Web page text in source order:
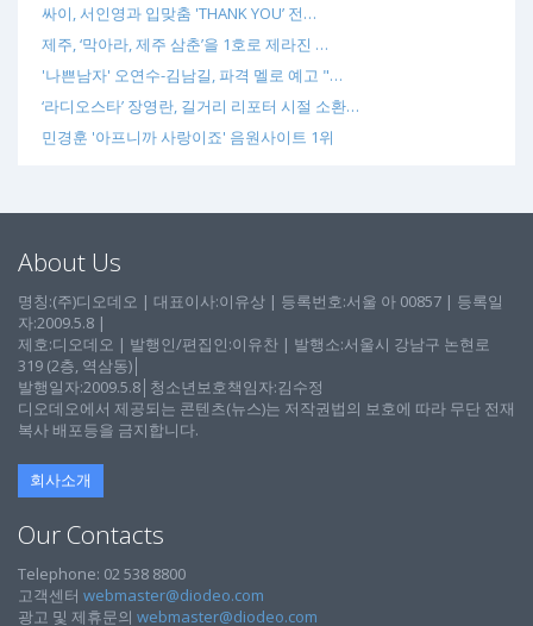
싸이, 서인영과 입맞춤 'THANK YOU’ 전…
제주, ‘막아라, 제주 삼춘’을 1호로 제라진 …
'나쁜남자' 오연수-김남길, 파격 멜로 예고 "…
‘라디오스타’ 장영란, 길거리 리포터 시절 소환…
민경훈 '아프니까 사랑이죠' 음원사이트 1위
About Us
명칭:(주)디오데오 | 대표이사:이유상 | 등록번호:서울 아 00857 | 등록일
자:2009.5.8 |
제호:디오데오 | 발행인/편집인:이유찬 | 발행소:서울시 강남구 논현로
319 (2층, 역삼동)│
발행일자:2009.5.8│청소년보호책임자:김수정
디오데오에서 제공되는 콘텐츠(뉴스)는 저작권법의 보호에 따라 무단 전재
복사 배포등을 금지합니다.
회사소개
Our Contacts
Telephone: 02 538 8800
고객센터 webmaster@diodeo.com
광고 및 제휴문의 webmaster@diodeo.com